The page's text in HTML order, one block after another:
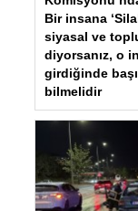
Bir insana
siyasal ve
diyorsanız, o
girdiğinde
bilmelidir